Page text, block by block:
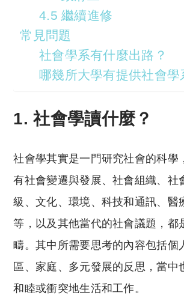
4.5 繼續進修
常見問題
社會學系有什麼出路？
哪幾所大學有提供社會學
1. 社會學讀什麼？
社會學其實是一門研究社會的科學
有社會變遷與發展、社會組織、社
級、文化、環境、科技和通訊、醫
等，以及其他當代的社會議題，都
疇。其中所需要思考的內容包括個
區、家庭、多元發展的反思，當中
和睦或衝突地生活和工作。